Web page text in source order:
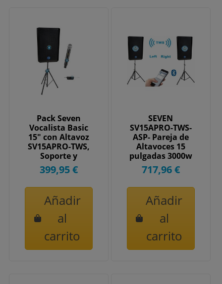
Pack Seven
Vocalista Basic
15" con Altavoz
SV15APRO-TWS,
Soporte y
Micrófono
Inalámbrico
399,95 €
Añadir
al
carrito
SEVEN
SV15APRO-TWS-
ASP- Pareja de
Altavoces 15
pulgadas 3000w
TWS - Medium
717,96 €
Añadir
al
carrito